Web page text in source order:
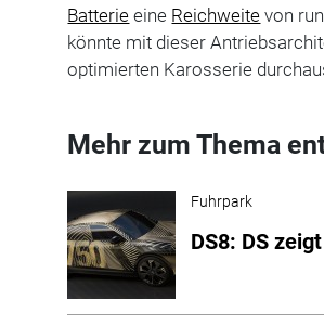
Batterie eine Reichweite von
könnte mit dieser
optimierten Karosserie
Mehr zum Thema
Fuhrpark
DS8: DS